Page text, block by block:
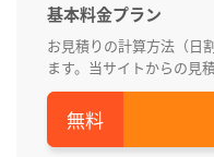
基本料金プラン
お見積りの計算方法（日
ます。当サイトからの見